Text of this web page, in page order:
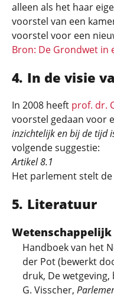
alleen als het haar
voorstel van een
voorstel voor een
Bron: De Grondwet in
In de visie
In 2008 heeft prof. dr.
voorstel gedaan voor
inzichtelijk en bij de tijd
volgende suggestie:
Artikel 8.1
Het parlement stelt
Literatuur
Wetenschappelijk
Handboek van het
der Pot (bewerkt
druk, De wetgeving,
G. Visscher,